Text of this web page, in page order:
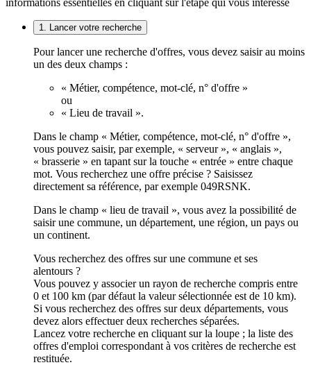
informations essentielles en cliquant sur l'étape qui vous intéresse
1. Lancer votre recherche
Pour lancer une recherche d'offres, vous devez saisir au moins
un des deux champs :
« Métier, compétence, mot-clé, n° d'offre »
ou
« Lieu de travail ».
Dans le champ « Métier, compétence, mot-clé, n° d'offre »,
vous pouvez saisir, par exemple, « serveur », « anglais »,
« brasserie » en tapant sur la touche « entrée » entre chaque
mot. Vous recherchez une offre précise ? Saisissez
directement sa référence, par exemple 049RSNK.
Dans le champ « lieu de travail », vous avez la possibilité de
saisir une commune, un département, une région, un pays ou
un continent.
Vous recherchez des offres sur une commune et ses
alentours ?
Vous pouvez y associer un rayon de recherche compris entre
0 et 100 km (par défaut la valeur sélectionnée est de 10 km).
Si vous recherchez des offres sur deux départements, vous
devez alors effectuer deux recherches séparées.
Lancez votre recherche en cliquant sur la loupe ; la liste des
offres d'emploi correspondant à vos critères de recherche est
restituée.